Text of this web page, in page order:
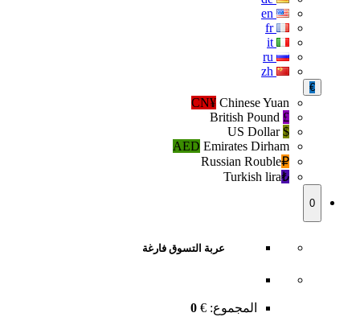
fr
€
CN¥ Chinese Yuan
£
$
US Dollar
AED Emirates Dirham
₽‎
Russian Rouble
₺‎
Turkish lira
0
عربة التسوق فارغة
المجموع: €
0